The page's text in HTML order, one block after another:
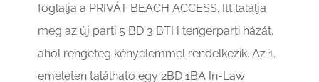
foglalja a PRIVÁT BEACH ACCESS. Itt találja
meg az új parti 5 BD 3 BTH tengerparti házát,
ahol rengeteg kényelemmel rendelkezik. Az 1.
emeleten található egy 2BD 1BA In-Law